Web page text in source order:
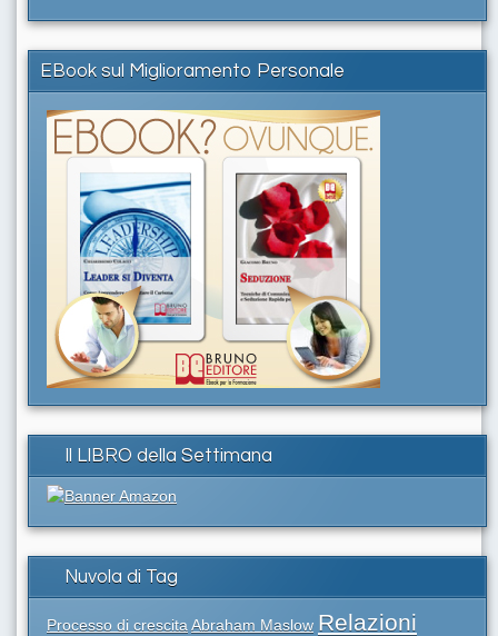
EBook sul Miglioramento Personale
Il LIBRO della Settimana
Nuvola di Tag
Processo di crescita Abraham Maslow Relazioni